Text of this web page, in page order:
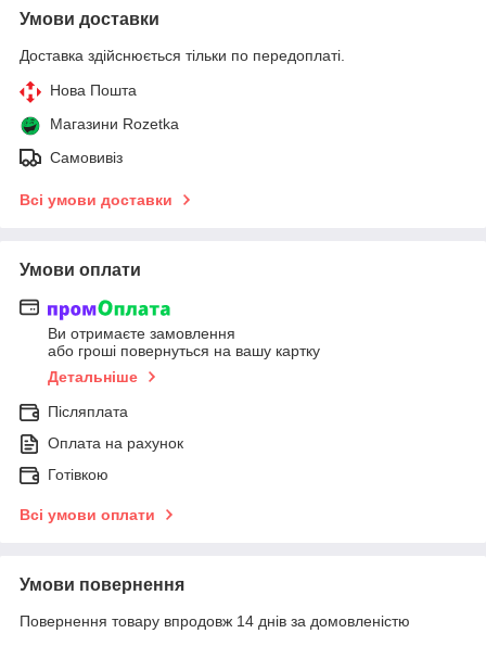
Умови доставки
Доставка здійснюється тільки по передоплаті.
Нова Пошта
Магазини Rozetka
Самовивіз
Всі умови доставки
Умови оплати
Ви отримаєте замовлення
або гроші повернуться на вашу картку
Детальніше
Післяплата
Оплата на рахунок
Готівкою
Всі умови оплати
Умови повернення
Повернення товару впродовж 14 днів за домовленістю